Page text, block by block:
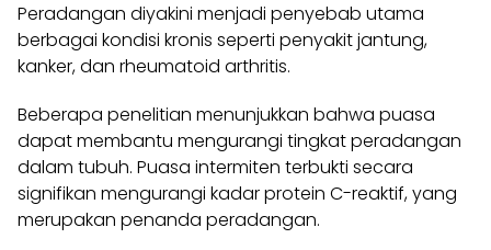
Peradangan diyakini menjadi penyebab utama
berbagai kondisi kronis seperti penyakit jantung,
kanker, dan rheumatoid arthritis.
Beberapa penelitian menunjukkan bahwa puasa
dapat membantu mengurangi tingkat peradangan
dalam tubuh. Puasa intermiten terbukti secara
signifikan mengurangi kadar protein C-reaktif, yang
merupakan penanda peradangan.